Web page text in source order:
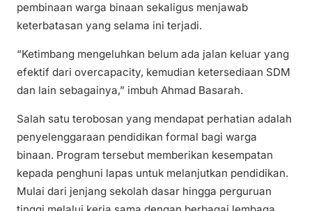
pembinaan warga binaan sekaligus menjawab
keterbatasan yang selama ini terjadi.
“Ketimbang mengeluhkan belum ada jalan keluar yang
efektif dari overcapacity, kemudian ketersediaan SDM
dan lain sebagainya,” imbuh Ahmad Basarah.
Salah satu terobosan yang mendapat perhatian adalah
penyelenggaraan pendidikan formal bagi warga
binaan. Program tersebut memberikan kesempatan
kepada penghuni lapas untuk melanjutkan pendidikan.
Mulai dari jenjang sekolah dasar hingga perguruan